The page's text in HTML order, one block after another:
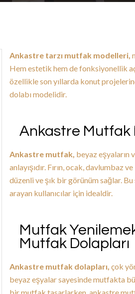
Ankastre tarzı mutfak modelleri,
Hem estetik hem de fonksiyonellik
özellikle son yıllarda konut
dolabı modelidir.
Ankastre Mutfak
Ankastre mutfak, beyaz eşyaların
anlayışıdır. Fırın, ocak,
düzenli ve şık bir görünüm sağlar.
arayan kullanıcılar için idealdir.
Mutfak
Mutfak Dolapları
Ankastre mutfak dolapları, çok
beyaz eşyalar sayesinde mutfakta